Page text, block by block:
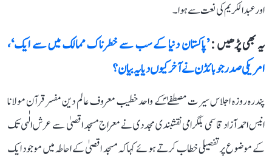
اورعبد الکریم کی نعت سے ہوا۔
یہ بھی پڑھیں :’پاکستان دنیا کے سب سے خطرناک ممالک میں سے ایک‘،
امریکی صدر جو بائڈن نے آخر کیوں دیا یہ بیان؟
پندرہ روزہ اجلاس سیرت مصطفےٰؐ کے واحد خطیب معروف عالم دین مفسر قرآن مولانا
انیس احمد آزاد قاسمی بلگرامی نقشبندی مجددی نے معراج مسجد اقصیٰ سے عرش الٰہی تک
کے موضوع پر تفصیلی خطاب کرتے ہوئے کہا کہ مسجد اقصیٰ کے احاطہ میں موجود ایک